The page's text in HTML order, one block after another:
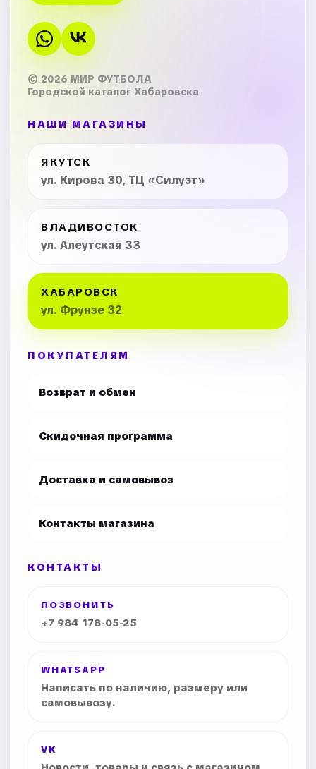
© 2026 МИР ФУТБОЛА
Городской каталог Хабаровска
НАШИ МАГАЗИНЫ
ЯКУТСК
ул. Кирова 30, ТЦ «Силуэт»
ВЛАДИВОСТОК
ул. Алеутская 33
ХАБАРОВСК
ул. Фрунзе 32
ПОКУПАТЕЛЯМ
Возврат и обмен
Скидочная программа
Доставка и самовывоз
Контакты магазина
КОНТАКТЫ
ПОЗВОНИТЬ
+7 984 178-05-25
WHATSAPP
Написать по наличию, размеру или
самовывозу.
VK